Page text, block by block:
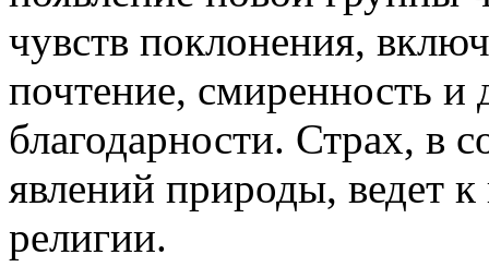
чувств поклонения,
почтение, смиренность
благодарности. Страх, в
явлений природы, ведет
религии.